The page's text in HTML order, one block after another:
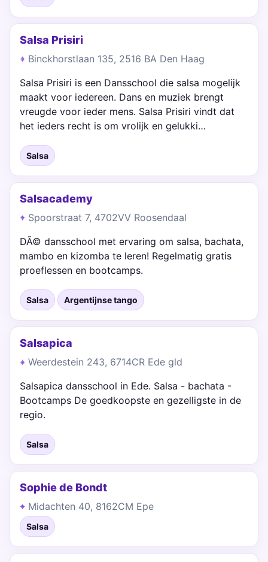
Salsa Prisiri
Binckhorstlaan 135, 2516 BA Den Haag
Salsa Prisiri is een Dansschool die salsa mogelijk
maakt voor iedereen. Dans en muziek brengt
vreugde voor ieder mens. Salsa Prisiri vindt dat
het ieders recht is om vrolijk en gelukki…
Salsa
Salsacademy
Spoorstraat 7, 4702VV Roosendaal
DÃ© dansschool met ervaring om salsa, bachata,
mambo en kizomba te leren! Regelmatig gratis
proeflessen en bootcamps.
Salsa Argentijnse tango
Salsapica
Weerdestein 243, 6714CR Ede gld
Salsapica dansschool in Ede. Salsa - bachata -
Bootcamps De goedkoopste en gezelligste in de
regio.
Salsa
Sophie de Bondt
Midachten 40, 8162CM Epe
Salsa